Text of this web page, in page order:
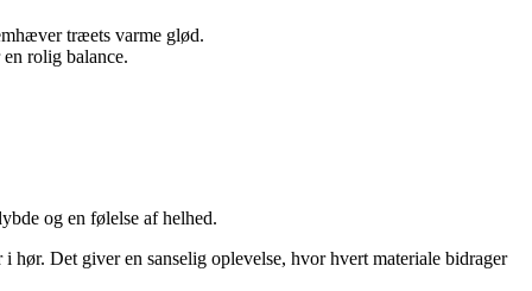
træets varme glød.
rolig balance.
og en følelse af helhed.
Det giver en sanselig oplevelse, hvor hvert materiale bidrager